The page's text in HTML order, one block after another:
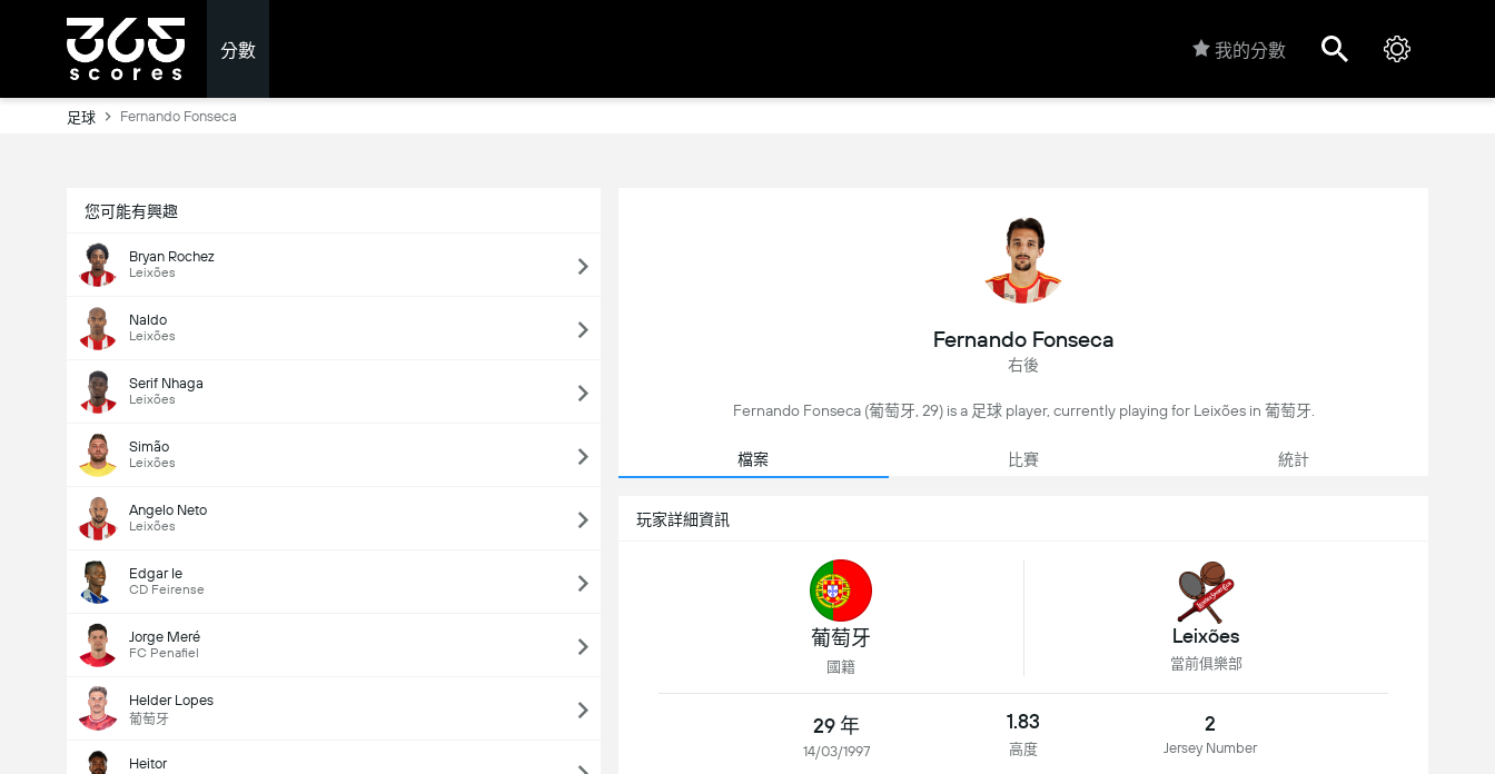
分數 我的分數
足球 Fernando Fonseca
您可能有興趣
Bryan Rochez
Leixões
Naldo
Leixões
Serif Nhaga
Leixões
Simão
Leixões
Angelo Neto
Leixões
Edgar Ie
CD Feirense
Jorge Meré
FC Penafiel
Helder Lopes
葡萄牙
Heitor
Fernando Fonseca
右後
Fernando Fonseca (葡萄牙, 29) is a 足球 player, currently playing for Leixões in 葡萄牙.
檔案 比賽 統計
玩家詳細資訊
葡萄牙
國籍
Leixões
當前俱樂部
29 年
14/03/1997
1.83
高度
2
Jersey Number